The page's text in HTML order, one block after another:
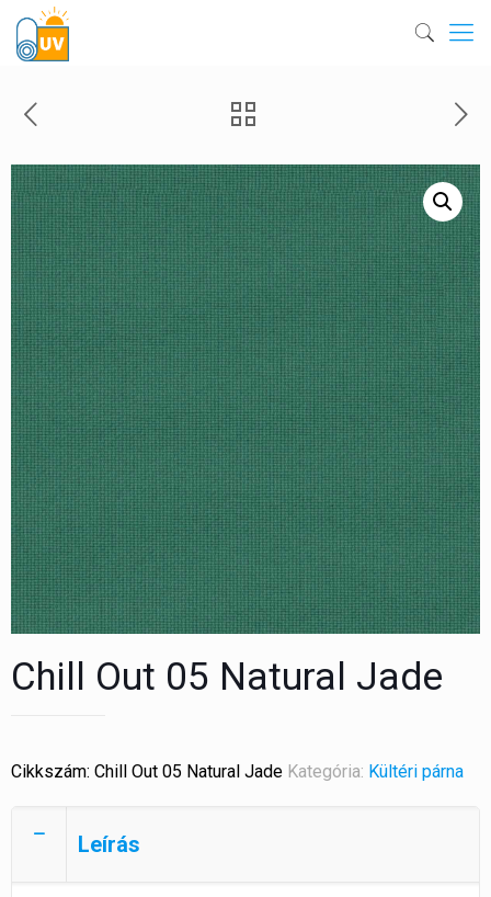
Chill Out 05 Natural Jade
Cikkszám: Chill Out 05 Natural Jade Kategória: Kültéri párna
Leírás